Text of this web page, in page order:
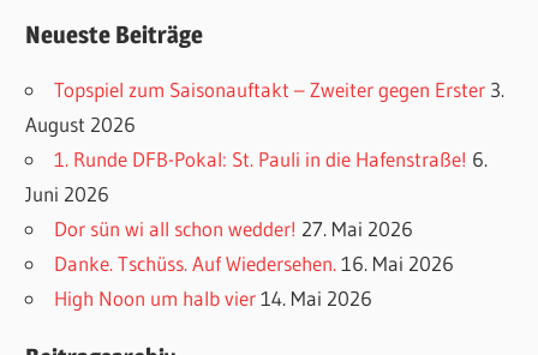
Neueste Beiträge
Topspiel zum Saisonauftakt – Zweiter gegen Erster 3.
August 2026
1. Runde DFB-Pokal: St. Pauli in die Hafenstraße! 6.
Juni 2026
Dor sün wi all schon wedder! 27. Mai 2026
Danke. Tschüss. Auf Wiedersehen. 16. Mai 2026
High Noon um halb vier 14. Mai 2026